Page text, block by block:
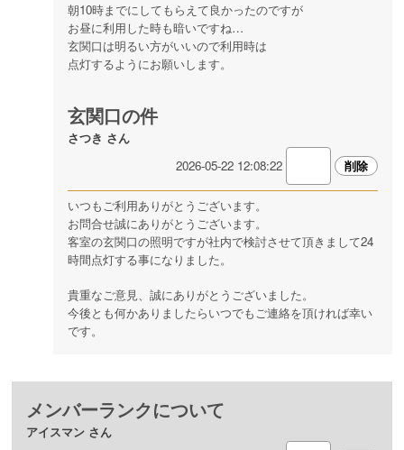
朝10時までにしてもらえて良かったのですが
お昼に利用した時も暗いですね…
玄関口は明るい方がいいので利用時は
点灯するようにお願いします。
玄関口の件
さつき さん
2026-05-22 12:08:22
いつもご利用ありがとうございます。
お問合せ誠にありがとうございます。
客室の玄関口の照明ですが社内で検討させて頂きまして24
時間点灯する事になりました。
貴重なご意見、誠にありがとうございました。
今後とも何かありましたらいつでもご連絡を頂ければ幸い
です。
メンバーランクについて
アイスマン さん